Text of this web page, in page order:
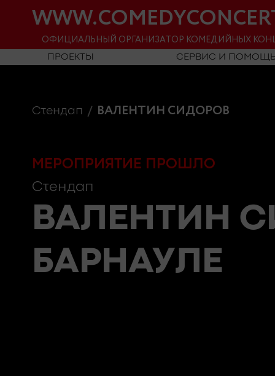
ОФИЦИАЛЬНЫЙ ОРГАНИЗАТОР КОМЕДИЙНЫХ
ПРОЕКТЫ СЕРВИС И ПОМОЩЬ
Стендап ВАЛЕНТИН СИДОРОВ
МЕРОПРИЯТИЕ ПРОШЛО
Стендап
ВАЛЕНТИН
БАРНАУЛЕ